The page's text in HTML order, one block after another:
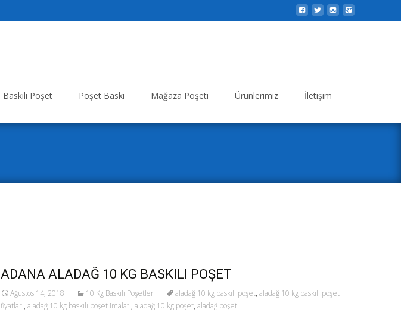
Baskılı Poşet Poşet Baskı Mağaza Poşeti Ürünlerimiz İletişim
ADANA ALADAĞ 10 KG BASKILI POŞET
Ağustos 14, 2018 10 Kg Baskılı Poşetler aladağ 10 kg baskılı poşet, aladağ 10 kg baskılı poşet
fiyatları, aladağ 10 kg baskılı poşet imalatı, aladağ 10 kg poşet, aladağ poşet